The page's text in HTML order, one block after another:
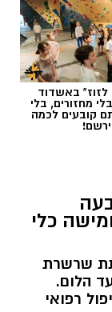
לזוז" באשדוד
מחזורים, בלי
קובעים לכמה
4: שבעה
כלי
שרשרת
עד הלום.
רפואי